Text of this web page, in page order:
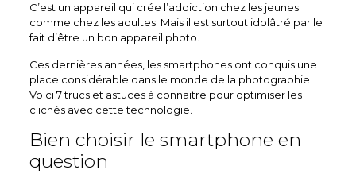
C’est un appareil qui crée l’addiction chez les jeunes
comme chez les adultes. Mais il est surtout idolâtré par le
fait d’être un bon appareil photo.
Ces dernières années, les smartphones ont conquis une
place considérable dans le monde de la photographie.
Voici 7 trucs et astuces à connaitre pour optimiser les
clichés avec cette technologie.
Bien choisir le smartphone en
question